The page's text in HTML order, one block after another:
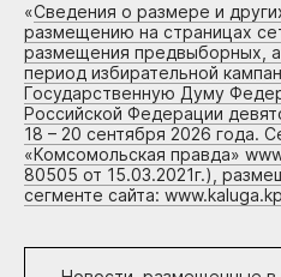
«Сведения о размере и
размещению на страницах
размещения предвыборных,
период избирательной
Государственную Думу
Российской Федерации
18 – 20 сентября 2026 года.
«Комсомольская правда»
80505 от 15.03.2021г.),
сегменте сайта: